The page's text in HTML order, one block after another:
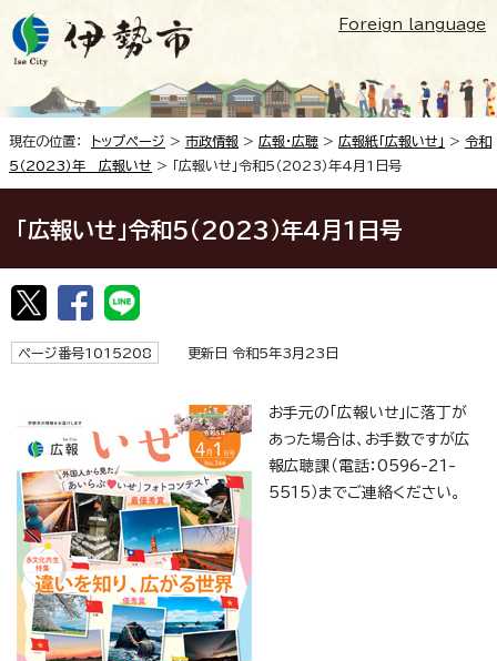
Foreign language
現在の位置： トップページ > 市政情報 > 広報・広聴 > 広報紙「広報いせ」 > 令和
5（2023）年 広報いせ > 「広報いせ」令和5（2023）年4月1日号
「広報いせ」令和5（2023）年4月1日号
ページ番号1015208 更新日 令和5年3月23日
お手元の「広報いせ」に落丁が
あった場合は、お手数ですが広
報広聴課（電話：0596-21-
5515）までご連絡ください。